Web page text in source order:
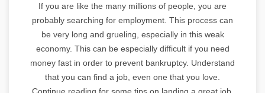
If you are like the many millions of people, you are
probably searching for employment. This process can
be very long and grueling, especially in this weak
economy. This can be especially difficult if you need
money fast in order to prevent bankruptcy. Understand
that you can find a job, even one that you love.
Continue reading for some tips on landing a great job.